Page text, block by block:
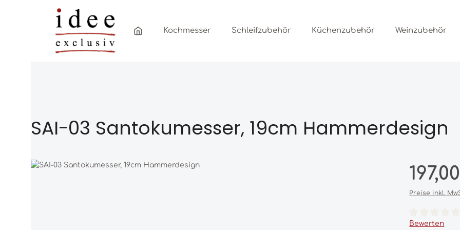
Zum Hauptinhalt springen
Zur Hauptnavigation springen
Kochmesser Schleifzubehör Küchenzubehör Weinzubehör
SAI-03 Santokumesser, 19cm Hammerdesign
Bildergalerie überspringen Regulärer
Preise inkl.
Bewerten